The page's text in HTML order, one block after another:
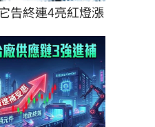
告終連4亮紅燈漲